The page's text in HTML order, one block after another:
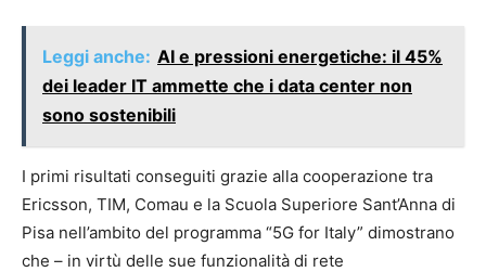
Leggi anche: AI e pressioni energetiche: il 45%
dei leader IT ammette che i data center non
sono sostenibili
I primi risultati conseguiti grazie alla cooperazione tra
Ericsson, TIM, Comau e la Scuola Superiore Sant’Anna di
Pisa nell’ambito del programma “5G for Italy” dimostrano
che – in virtù delle sue funzionalità di rete